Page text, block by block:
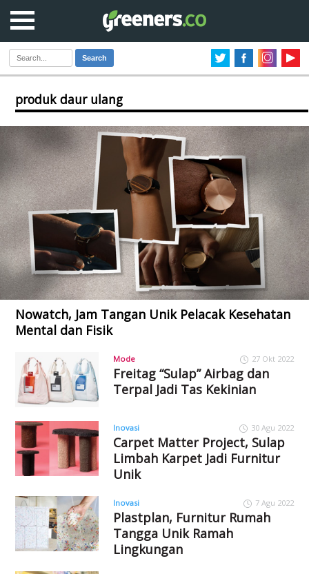
Search
produk daur ulang
Nowatch, Jam Tangan Unik Pelacak Kesehatan
Mental dan Fisik
Mode 27 Okt 2022
Freitag “Sulap” Airbag dan
Terpal Jadi Tas Kekinian
Inovasi 30 Agu 2022
Carpet Matter Project, Sulap
Limbah Karpet Jadi Furnitur
Unik
Inovasi 7 Agu 2022
Plastplan, Furnitur Rumah
Tangga Unik Ramah
Lingkungan